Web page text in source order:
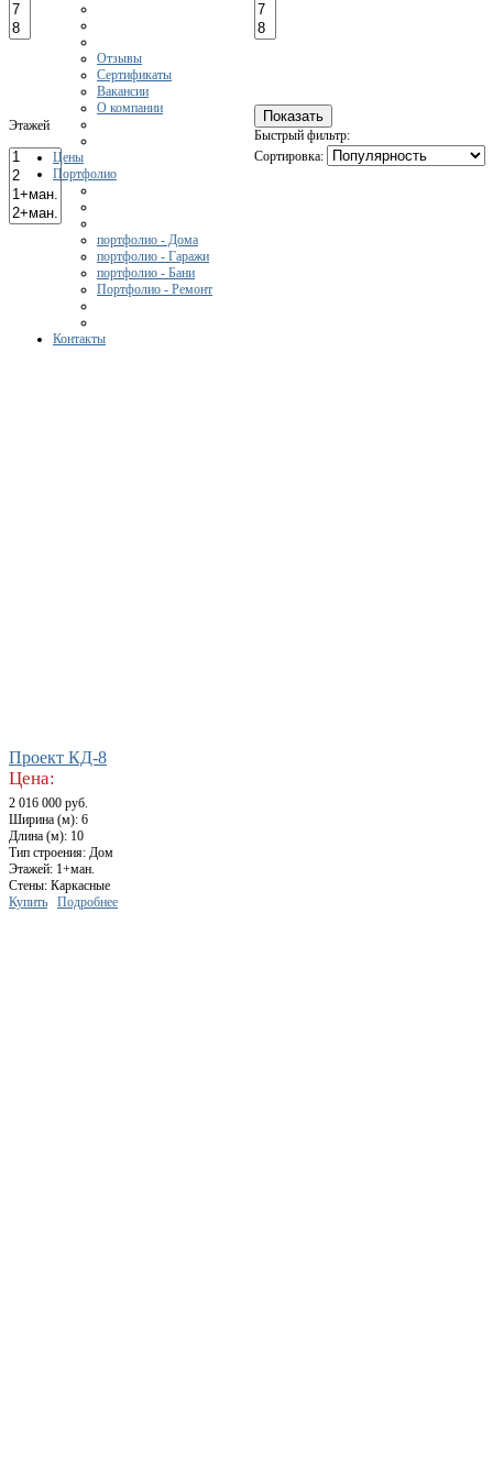
Отзывы
Сертификаты
Вакансии
О компании
Цены
Портфолио
портфолио - Дома
портфолио - Гаражи
портфолио - Бани
Портфолио - Ремонт
Контакты
Этажей
Быстрый фильтр:
Сортировка:
Проект КД-8
Цена:
2 016 000 руб.
Ширина (м): 6
Длина (м): 10
Тип строения: Дом
Этажей: 1+ман.
Стены: Каркасные
Купить
Подробнее